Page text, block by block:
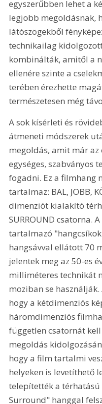
egyszerűbben lehet a
legjobb megoldásnak,
látószögekből
technikailag
kombinálták, amitől a
ellenére szinte a
terében érezhette
természetesen még
A sok kísérleti és
átmeneti módszerek
megoldás, amit már
egységes, szabványos
fogadni. Ez a filmhang
tartalmaz: BAL, JOBB,
dimenziót kialakító
SURROUND csatorna.
tartalmazó
hangsávval ellátott 70
jelentek meg az 50-es
milliméteres technikát
moziban se
hogy a kétdimenziós
háromdimenziós
független csatornát
megoldás
hogy a film tartalmi
helyeken is levetíthető
telepítették a
Surround" hanggal